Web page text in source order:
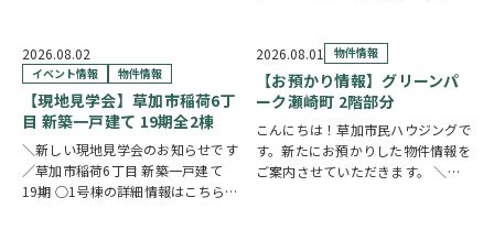
https://www.century21soka.com/st/s…一戸建て】です。 草加市民ハウジ
ングでは、草加市・八潮市を中心
に、当日ご案内可能な完…
2026.08.02
イベント情報 物件情報
【現地見学会】草加市稲荷6丁
目 新築一戸建て 19期全2棟
＼新しい現地見学会のお知らせです
／草加市稲荷6丁目 新築一戸建て
19期 ○1号棟の詳細情報はこちら
2026.08.01 物件情報
【お預かり情報】グリーンパ
ーク瀬崎町 2階部分
こんにちは！草加市民ハウジングで
す。新たにお預かりした物件情報を
ご案内させていただきます。 ＼弊